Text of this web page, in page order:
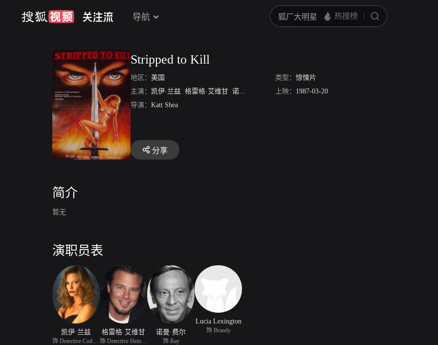
导航
Stripped to Kill
地区： 美国 类型： 惊悚片
主演： 凯伊·兰兹 格雷格·艾维甘 诺曼·费尔 Lucia Lexington
上映： 1987-03-20
导演： Katt Shea
分享
简介
暂无
演职员表
凯伊·兰兹 格雷格·艾维甘 诺曼·费尔
饰 Ray
Lucia Lexington
饰 Brandy